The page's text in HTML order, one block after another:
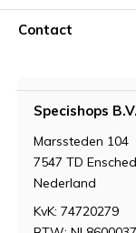
Contact
Specishops B.V.
Marssteden 104
7547 TD
Nederland
KvK: 74720279